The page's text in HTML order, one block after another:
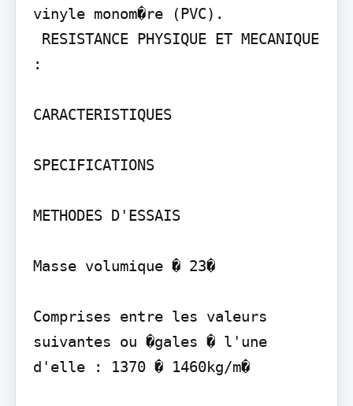
vinyle monom�re (PVC).
:
CARACTERISTIQUES
SPECIFICATIONS
METHODES D'ESSAIS
Masse volumique � 23�
Comprises entre les valeurs
suivantes ou �gales � l'une
d'elle : 1370 � 1460kg/m�